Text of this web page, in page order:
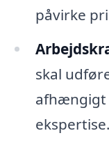
påvirke
skal
afhængigt
ekspertise.